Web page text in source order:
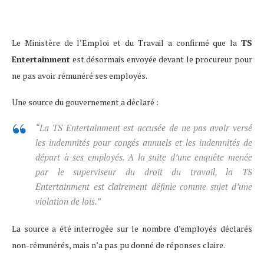
Le Ministère de l’Emploi et du Travail a confirmé que la TS
Entertainment est désormais envoyée devant le procureur pour
ne pas avoir rémunéré ses employés.
Une source du gouvernement a déclaré :
“La TS Entertainment est accusée de ne pas avoir versé
les indemnités pour congés annuels et les indemnités de
départ à ses employés. A la suite d’une enquête menée
par le superviseur du droit du travail, la TS
Entertainment est clairement définie comme sujet d’une
violation de lois.”
La source a été interrogée sur le nombre d’employés déclarés
non-rémunérés, mais n’a pas pu donné de réponses claire.